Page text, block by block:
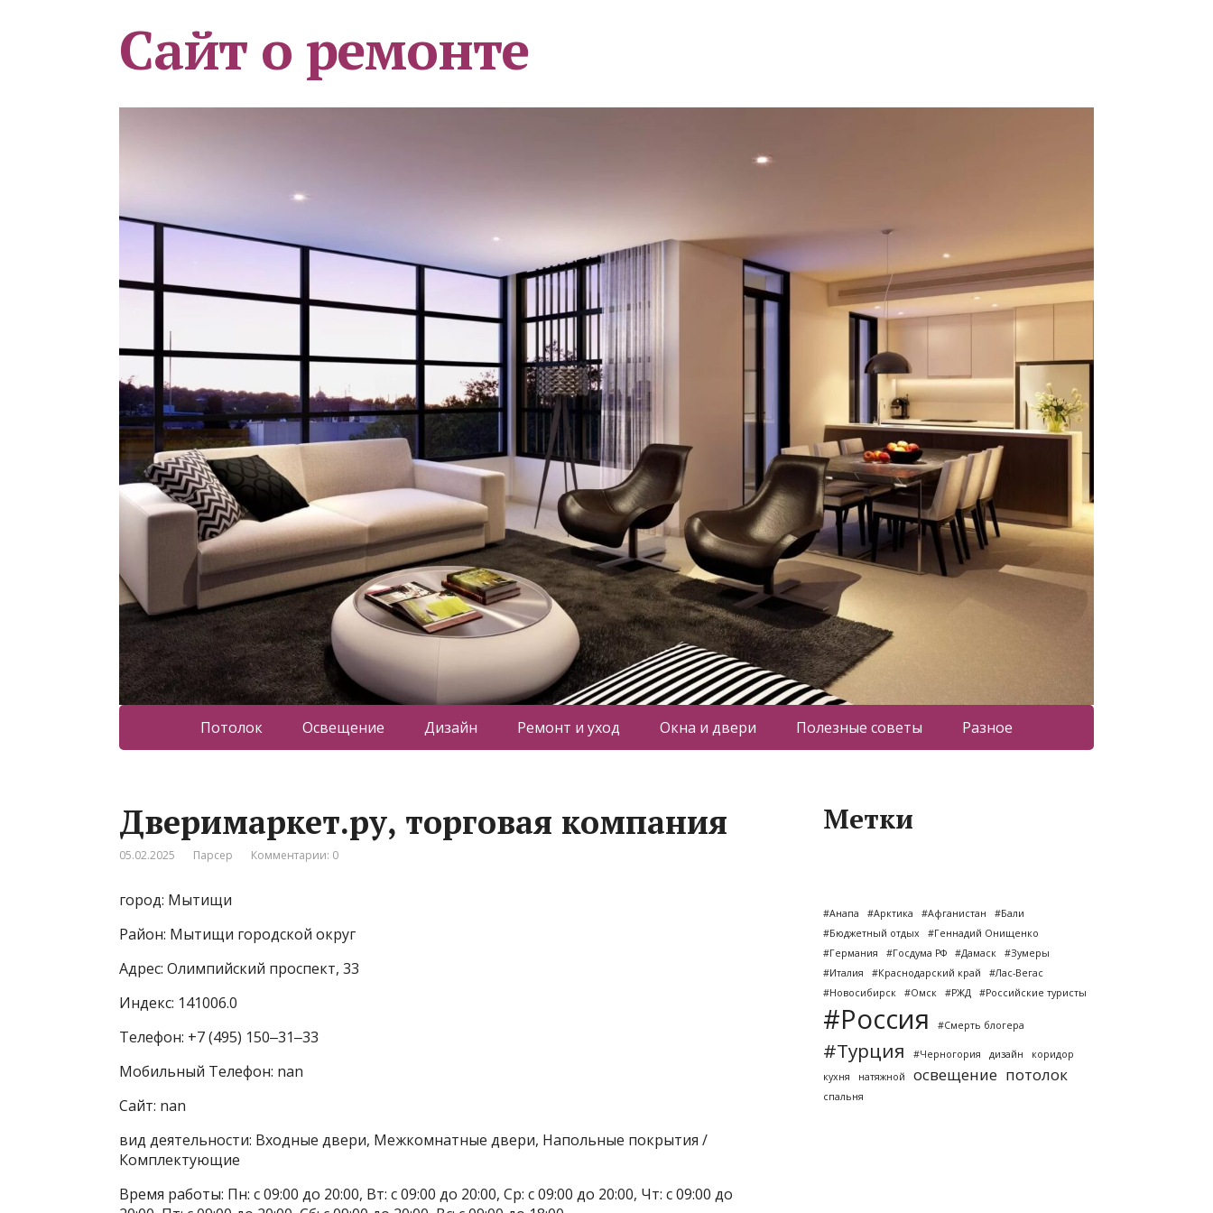
Сайт о ремонте
Потолок Освещение Дизайн Ремонт и уход Окна и двери Полезные советы Разное
Дверимаркет.ру, торговая компания
05.02.2025 Парсер Комментарии: 0
город: Мытищи
Район: Мытищи городской округ
Адрес: Олимпийский проспект, 33
Индекс: 141006.0
Телефон: +7 (495) 150‒31‒33
Мобильный Телефон: nan
Сайт: nan
вид деятельности: Входные двери, Межкомнатные двери, Напольные покрытия /
Комплектующие
Время работы: Пн: с 09:00 до 20:00, Вт: с 09:00 до 20:00, Ср: с 09:00 до 20:00, Чт: с 09:00 до
Метки
#Анапа #Арктика #Афганистан
#Бали
#Бюджетный отдых
#Геннадий Онищенко
#Германия
#Госдума РФ #Дамаск
#Зумеры
#Италия
#Краснодарский край
#Лас-Вегас
#Новосибирск
#Омск #РЖД #Российские туристы
#Россия #Смерть блогера
#Турция #Черногория дизайн
коридор
кухня
натяжной освещение потолок
спальня